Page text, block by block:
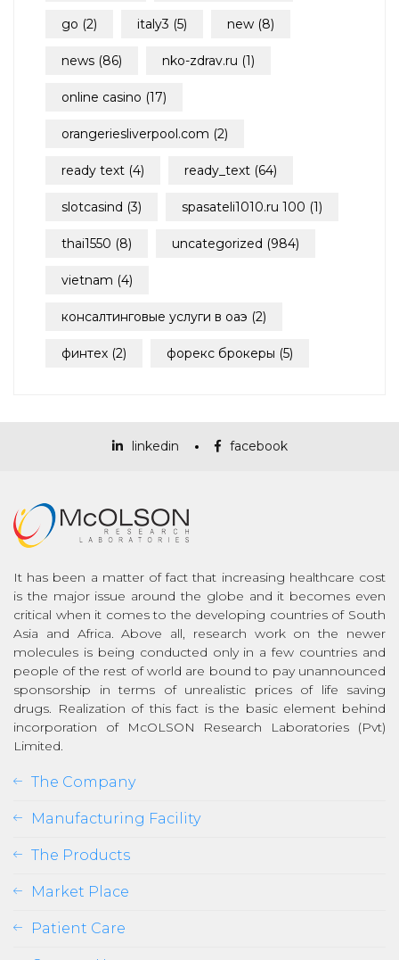
go (2) italy3 (5) new (8)
news (86) nko-zdrav.ru (1)
online casino (17)
orangeriesliverpool.com (2)
ready text (4) ready_text (64)
slotcasind (3) spasateli1010.ru 100 (1)
thai1550 (8) uncategorized (984)
vietnam (4)
консалтинговые услуги в оаэ (2)
финтех (2) форекс брокеры (5)
linkedin facebook
It has been a matter of fact that increasing healthcare cost
is the major issue around the globe and it becomes even
critical when it comes to the developing countries of South
Asia and Africa. Above all, research work on the newer
molecules is being conducted only in a few countries and
people of the rest of world are bound to pay unannounced
sponsorship in terms of unrealistic prices of life saving
drugs. Realization of this fact is the basic element behind
incorporation of McOLSON Research Laboratories (Pvt)
Limited.
The Company
Manufacturing Facility
The Products
Market Place
Patient Care